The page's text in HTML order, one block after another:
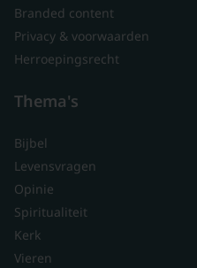
Branded content
Privacy & voorwaarden
Herroepingsrecht
Thema's
Bijbel
Levensvragen
Opinie
Spiritualiteit
Kerk
Vieren